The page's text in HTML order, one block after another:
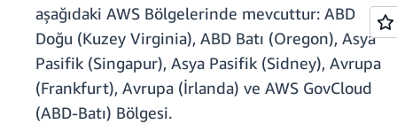
aşağıdaki AWS Bölgelerinde mevcuttur: ABD
Doğu (Kuzey Virginia), ABD Batı (Oregon), Asya
Pasifik (Singapur), Asya Pasifik (Sidney), Avrupa
(Frankfurt), Avrupa (İrlanda) ve AWS GovCloud
(ABD-Batı) Bölgesi.